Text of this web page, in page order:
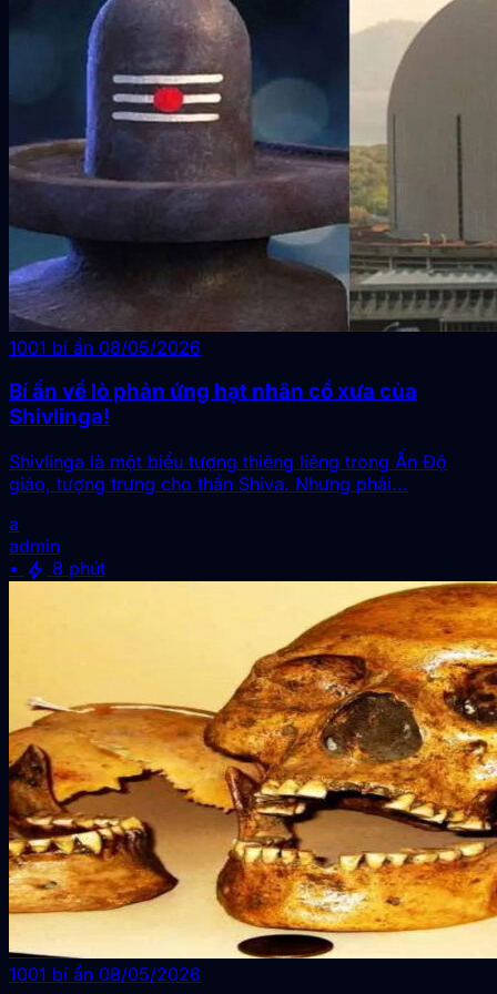
1001 bí ẩn 08/05/2026
Bí ẩn về lò phản ứng hạt nhân cổ xưa của
Shivlinga!
Shivlinga là một biểu tượng thiêng liêng trong Ấn Độ
giáo, tượng trưng cho thần Shiva. Nhưng phải...
a
admin
• bolt 8 phút
1001 bí ẩn 08/05/2026